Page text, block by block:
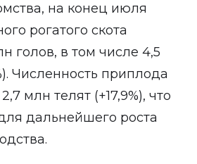
на конец июля
рогатого скота
голов, в том числе 4,5
Численность приплода
млн телят (+17,9%), что
дальнейшего роста